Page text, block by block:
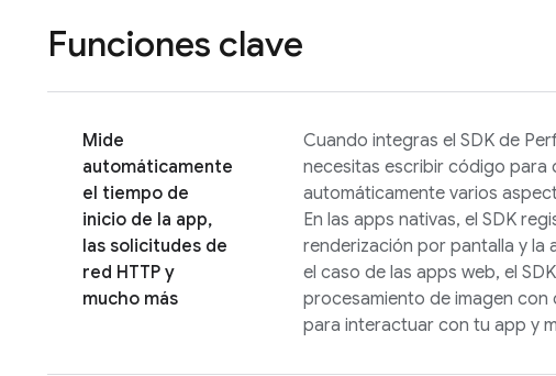
Funciones clave
Mide
automáticamente
el tiempo de
inicio de la app,
las solicitudes de
red HTTP y
mucho más
Cuando integras el SDK de
necesitas escribir código para
automáticamente varios
En las apps nativas, el SDK
renderización por pantalla y la
el caso de las apps web, el
procesamiento de imagen
para interactuar con tu app y